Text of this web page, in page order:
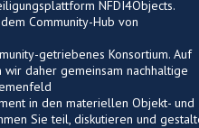
NFDI4Objects.
Community-Hub von
getriebenes Konsortium. Auf
daher gemeinsam nachhaltige
in den materiellen Objekt- und
Sie teil, diskutieren und